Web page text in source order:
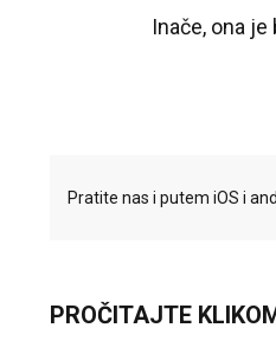
Inače, ona
Pratite nas i putem iOS i
PROČITAJTE